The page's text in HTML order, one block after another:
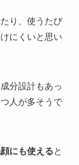
り、使うたび
にくいと思い
分設計もあっ
人が多そうで
にも使える と